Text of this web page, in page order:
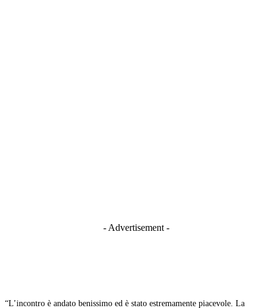
- Advertisement -
“L’incontro è andato benissimo ed è stato estremamente piacevole. La